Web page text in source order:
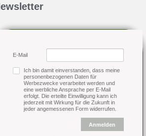
E-Mail
Ich bin damit einverstanden, dass meine
personenbezogenen Daten für
Werbezwecke verarbeitet werden und
eine werbliche Ansprache per E-Mail
erfolgt. Die erteilte Einwilligung kann ich
jederzeit mit Wirkung für die Zukunft in
jeder angemessenen Form widerrufen.
Anmelden